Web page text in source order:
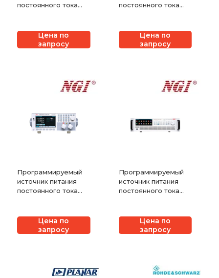
постоянного тока
Цена по
запросу
постоянного тока
Цена по
запросу
Программируемый
источник питания
постоянного тока
Цена по
запросу
Программируемый
источник питания
постоянного тока
Цена по
запросу